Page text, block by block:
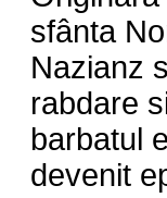
sfânta
Nazianz
rabdare
barbatul
devenit